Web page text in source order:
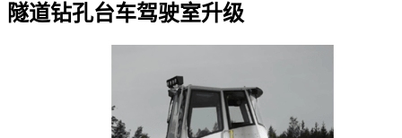
隧道钻孔台车驾驶室升级